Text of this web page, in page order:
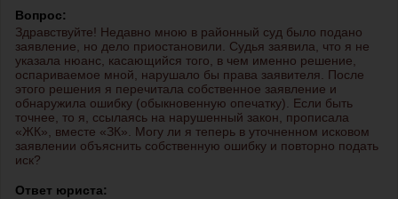
Вопрос:
Здравствуйте! Недавно мною в районный суд было подано
заявление, но дело приостановили. Судья заявила, что я не
указала нюанс, касающийся того, в чем именно решение,
оспариваемое мной, нарушало бы права заявителя. После
этого решения я перечитала собственное заявление и
обнаружила ошибку (обыкновенную опечатку). Если быть
точнее, то я, ссылаясь на нарушенный закон, прописала
«ЖК», вместе «ЗК». Могу ли я теперь в уточненном исковом
заявлении объяснить собственную ошибку и повторно подать
иск?
Ответ юриста: